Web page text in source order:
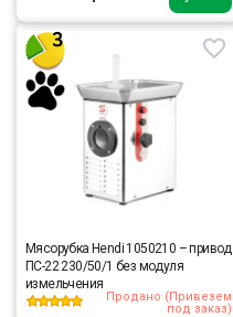
Мясорубка Hendi 1050210 – привод
ПС-22 230/50/1 без модуля
измельчения
Продано (Привезем
под заказ)